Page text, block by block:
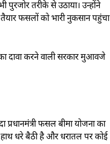
पुरजोर तरीके से उठाया। उन्होंने
फसलों को भारी नुकसान पहुंचा
दावा करने वाली सरकार मुआवजे
फसल बीमा योजना का
धरे बैठी है और धरातल पर कोई